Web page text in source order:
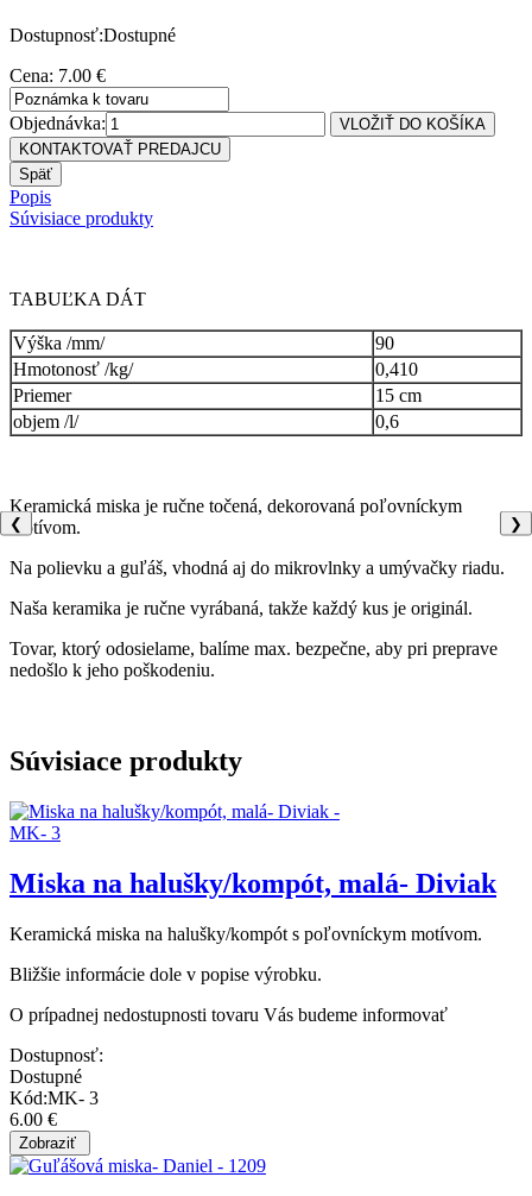
❮ ❯
Dostupnosť:Dostupné
Cena: 7.00 €
Objednávka:
Popis
Súvisiace produkty
TABUĽKA DÁT
Výška /mm/
90
Hmotonosť /kg/
0,410
Priemer
15 cm
objem /l/
0,6
Keramická miska je ručne točená, dekorovaná poľovníckym
motívom.
Na polievku a guľáš, vhodná aj do mikrovlnky a umývačky riadu.
Naša keramika je ručne vyrábaná, takže každý kus je originál.
Tovar, ktorý odosielame, balíme max. bezpečne, aby pri preprave
nedošlo k jeho poškodeniu.
Súvisiace produkty
Miska na halušky/kompót, malá- Diviak
Keramická miska na halušky/kompót s poľovníckym motívom.
Bližšie informácie dole v popise výrobku.
O prípadnej nedostupnosti tovaru Vás budeme informovať
Dostupnosť:
Dostupné
Kód:MK- 3
6.00 €